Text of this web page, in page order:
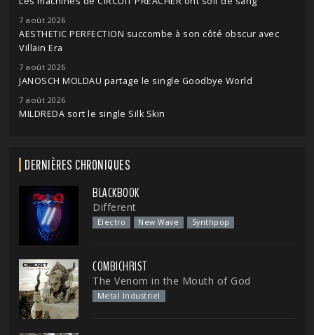
7 août 2026
AESTHETIC PERFECTION succombe à son côté obscur avec
Villain Era
7 août 2026
JANOSCH MOLDAU partage le single Goodbye World
7 août 2026
MILDREDA sort le single Silk Skin
DERNIÈRES CHRONIQUES
BLACKBOOK
Different
Electro New Wave Synthpop
COMBICHRIST
The Venom in the Mouth of God
Metal Industriel